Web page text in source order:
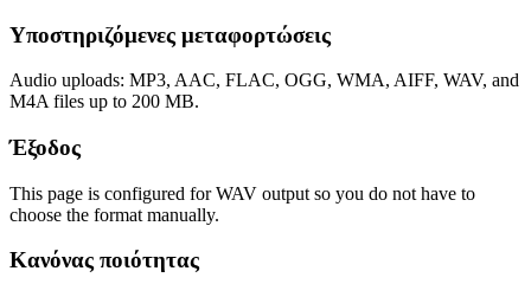
Υποστηριζόμενες μεταφορτώσεις
Audio uploads: MP3, AAC, FLAC, OGG, WMA, AIFF, WAV, and
M4A files up to 200 MB.
Έξοδος
This page is configured for WAV output so you do not have to
choose the format manually.
Κανόνας ποιότητας